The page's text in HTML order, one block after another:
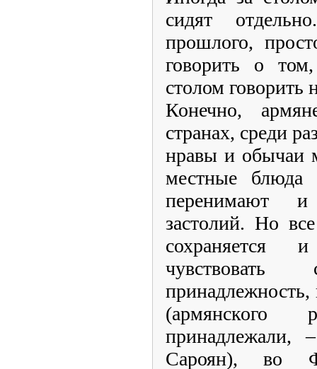
сидят
прошлого,
говорить о
столом говорить
Конечно,
странах, среди
нравы и обычаи
местные
перенимают и
застолий. Но
сохраняется
чувствовать
Сароян), во